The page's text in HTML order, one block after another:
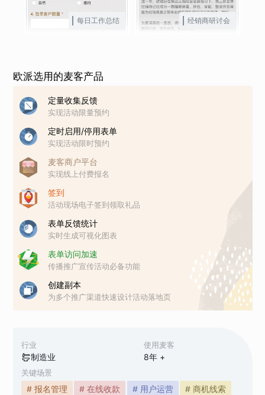
行业
制造业
使用麦客
8年 +
关键场景
# 报名管理 # 在线收款 # 用户运营
# 商机线索
每日工作总结 经销商研讨会
欧派选用的麦客产品
定量收集反馈
实现活动限量预约
定时启用/停用表单
实现活动限时预约
麦客商户平台
实现线上付费报名
签到
活动现场电子签到领取礼品
表单反馈统计
实时生成可视化图表
表单访问加速
传播推广宣传活动必备功能
创建副本
为多个推广渠道快速设计活动落地页